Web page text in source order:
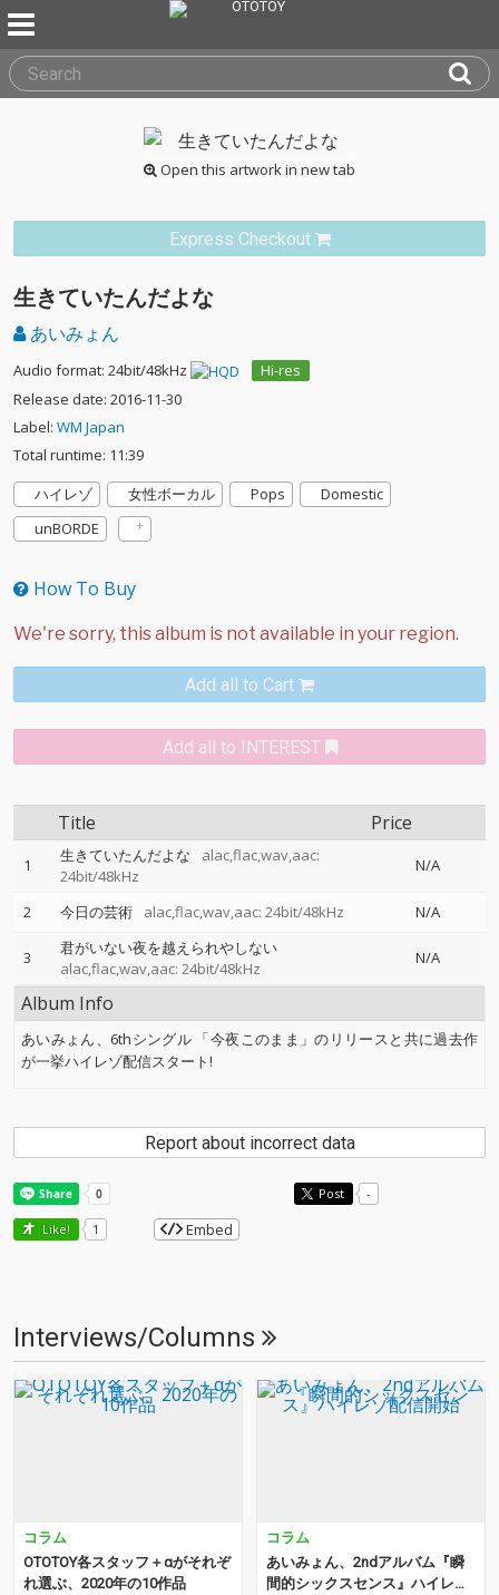
Open this artwork in new tab
Express Checkout
生きていたんだよな
あいみょん
Audio format: 24bit/48kHz
Hi-res
Release date: 2016-11-30
Label: WM Japan
Total runtime: 11:39
ハイレゾ
女性ボーカル Pops
Domestic
unBORDE
How To Buy
Add all to Cart
Add all to INTEREST
Title Price
1 生きていたんだよな
alac,flac,wav,aac:
24bit/48kHz
N/A
2 今日の芸術 alac,flac,wav,aac: 24bit/48kHz N/A
3
君がいない夜を越えられやしない
alac,flac,wav,aac: 24bit/48kHz
N/A
Album Info
あいみょん、6thシングル 「今夜このまま」のリリースと共に過去作
が一挙ハイレゾ配信スタート!
Report about incorrect data
Post -
Like! 1 Embed
Interviews/Columns
コラム
OTOTOY各スタッフ＋αがそれぞ
れ選ぶ、2020年の10作品
コラム
あいみょん、2ndアルバム『瞬
間的シックスセンス』ハイレゾ